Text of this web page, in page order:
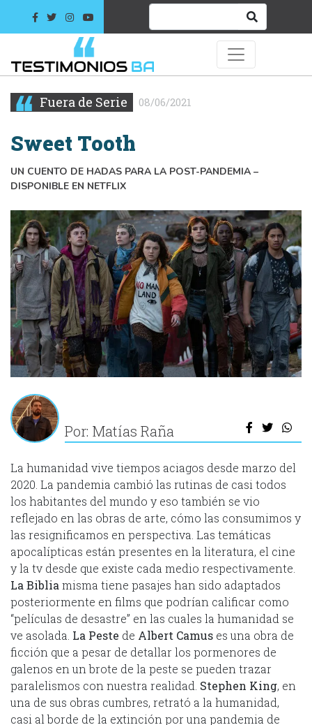
Fuera de Serie 08/06/2021
Sweet Tooth
UN CUENTO DE HADAS PARA LA POST-PANDEMIA –
DISPONIBLE EN NETFLIX
Por: Matías Raña
La humanidad vive tiempos aciagos desde marzo del
2020. La pandemia cambió las rutinas de casi todos
los habitantes del mundo y eso también se vio
reflejado en las obras de arte, cómo las consumimos y
las resignificamos en perspectiva. Las temáticas
apocalípticas están presentes en la literatura, el cine
y la tv desde que existe cada medio respectivamente.
La Biblia misma tiene pasajes han sido adaptados
posteriormente en films que podrían calificar como
“películas de desastre” en las cuales la humanidad se
ve asolada. La Peste de Albert Camus es una obra de
ficción que a pesar de detallar los pormenores de
galenos en un brote de la peste se pueden trazar
paralelismos con nuestra realidad. Stephen King, en
una de sus obras cumbres, retrató a la humanidad,
casi al borde de la extinción por una pandemia de